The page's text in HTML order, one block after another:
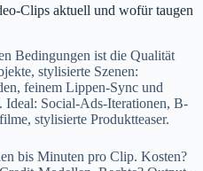
Clips aktuell und wofür taugen
Bedingungen ist die Qualität
stylisierte Szenen:
feinem Lippen-Sync und
Ideal: Social-Ads-Iterationen, B-
stylisierte Produktteaser.
bis Minuten pro Clip. Kosten?